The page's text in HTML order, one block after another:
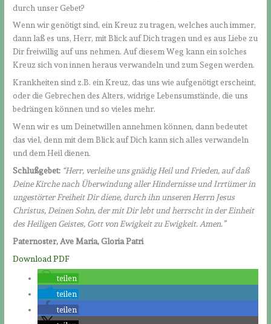
durch unser Gebet?
Wenn wir genötigt sind, ein Kreuz zu tragen, welches auch immer,
dann laß es uns, Herr, mit Blick auf Dich tragen und es aus Liebe zu
Dir freiwillig auf uns nehmen. Auf diesem Weg kann ein solches
Kreuz sich von innen heraus verwandeln und zum Segen werden.
Krankheiten sind z.B. ein Kreuz, das uns wie aufgenötigt erscheint,
oder die Gebrechen des Alters, widrige Lebensumstände, die uns
bedrängen können und so vieles mehr.
Wenn wir es um Deinetwillen annehmen können, dann bedeutet
das viel, denn mit dem Blick auf Dich kann sich alles verwandeln
und dem Heil dienen.
Schlußgebet: “Herr, verleihe uns gnädig Heil und Frieden, auf daß
Deine Kirche nach Überwindung aller Hindernisse und Irrtümer in
ungestörter Freiheit Dir diene, durch ihn unseren Herrn Jesus
Christus, Deinen Sohn, der mit Dir lebt und herrscht in der Einheit
des Heiligen Geistes, Gott von Ewigkeit zu Ewigkeit. Amen.”
Paternoster, Ave Maria, Gloria Patri
Download PDF
teilen
teilen
teilen